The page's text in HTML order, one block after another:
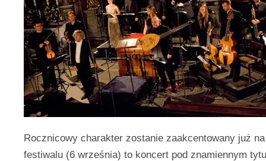
Rocznicowy charakter zostanie zaakcentowany już
festiwalu (6 września) to koncert pod znamiennym